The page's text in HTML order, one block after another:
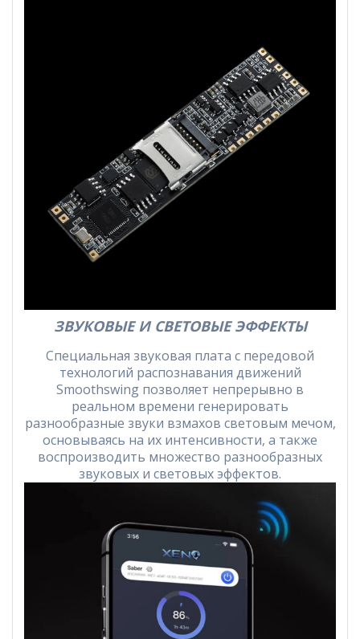
ЗВУКОВЫЕ И СВЕТОВЫЕ ЭФФЕКТЫ
Специальная звуковая плата с передовой
технологий распознавания движений
Smoothswing позволяет непрерывно в
реальном времени генерировать
разнообразные звуки взмахов световым мечом,
основываясь на их интенсивности, а также
воспроизводить множество разнообразных
звуковых и световых эффектов.